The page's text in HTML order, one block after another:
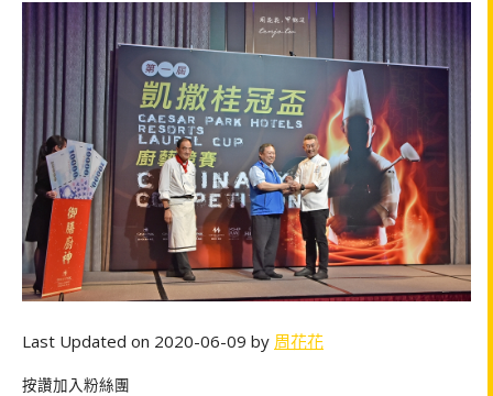
Last Updated on 2020-06-09 by 周花花
按讚加入粉絲團